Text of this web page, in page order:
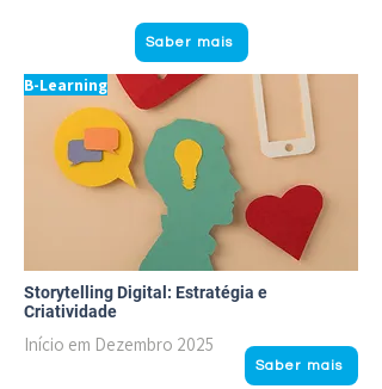
Saber mais
B-Learning
Storytelling Digital: Estratégia e
Criatividade
Início em Dezembro 2025
Saber mais